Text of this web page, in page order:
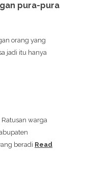
pura-pura
orang yang
jadi itu hanya
warga
beradi Read